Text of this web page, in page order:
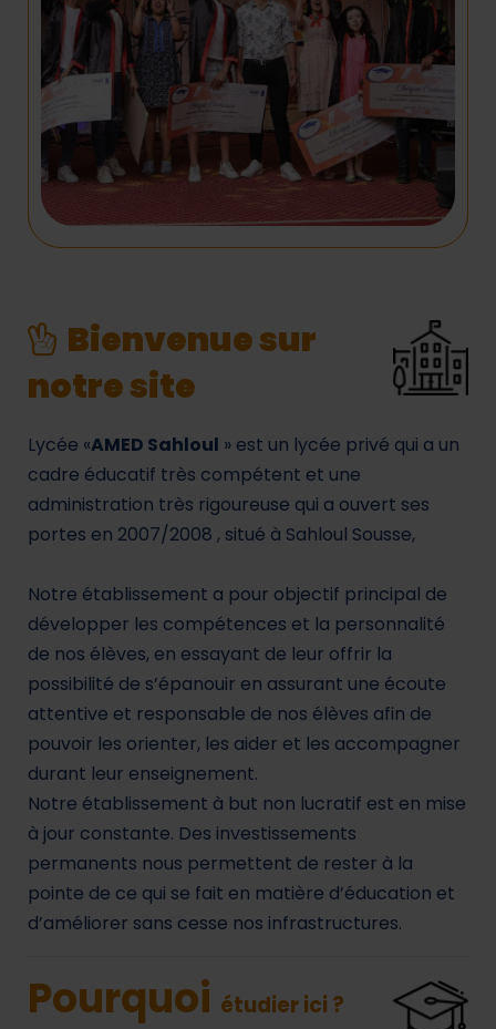
Bienvenue sur
notre site
Lycée «AMED Sahloul » est un lycée privé qui a un
cadre éducatif très compétent et une
administration très rigoureuse qui a ouvert ses
portes en 2007/2008 , situé à Sahloul Sousse,
Notre établissement a pour objectif principal de
développer les compétences et la personnalité
de nos élèves, en essayant de leur offrir la
possibilité de s’épanouir en assurant une écoute
attentive et responsable de nos élèves afin de
pouvoir les orienter, les aider et les accompagner
durant leur enseignement.
Notre établissement à but non lucratif est en mise
à jour constante. Des investissements
permanents nous permettent de rester à la
pointe de ce qui se fait en matière d’éducation et
d’améliorer sans cesse nos infrastructures.
Pourquoi étudier ici ?